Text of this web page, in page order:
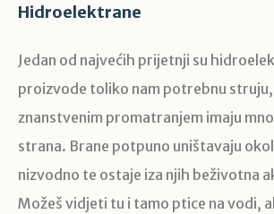
Hidroelektrane
Jedan od najvećih prijetnji su
proizvode toliko nam potrebnu struju,
znanstvenim promatranjem imaju
strana. Brane potpuno uništavaju
nizvodno te ostaje iza njih beživotna
Možeš vidjeti tu i tamo ptice na vodi,